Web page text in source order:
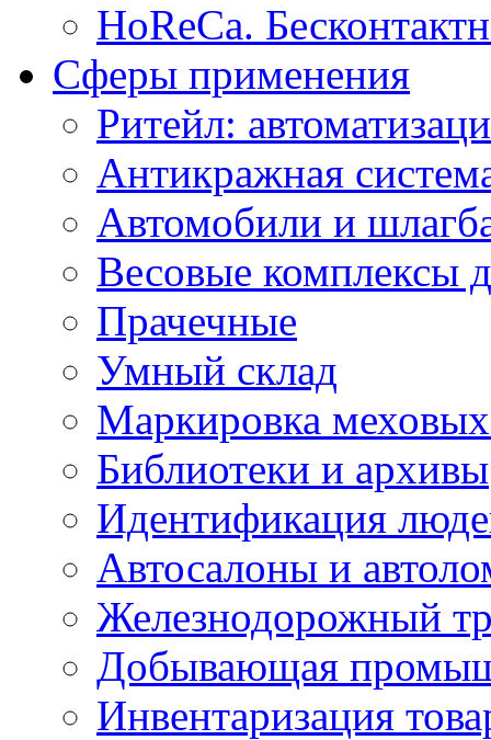
HoReCa.
Сферы применения
Ритейл:
Антикражная
Автомобили и
Весовые комплексы
Прачечные
Умный склад
Маркировка
Библиотеки и архивы
Идентификация
Автосалоны и
Железнодорожный
Добывающая
Инвентаризация